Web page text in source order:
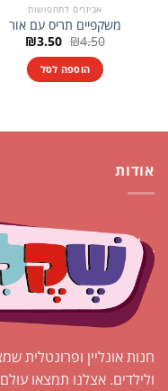
אביזרים לתחפושות
משקפיים תריס עם אור
₪4.50 המחיר
היה:
₪4.50.
₪3.50 המחיר
הוספה לסל
אודות
חנות אונליין ופרונטלית
ולילדים. אצלנו תמצאו